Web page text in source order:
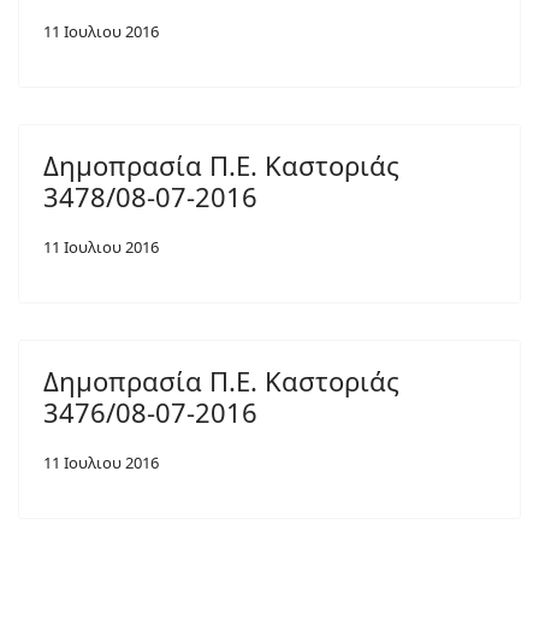
11 Ιουλιου 2016
Δημοπρασία Π.Ε. Καστοριάς
3478/08-07-2016
11 Ιουλιου 2016
Δημοπρασία Π.Ε. Καστοριάς
3476/08-07-2016
11 Ιουλιου 2016